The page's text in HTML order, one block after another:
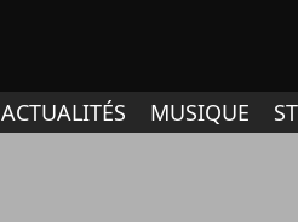
ACTUALITÉS MUSIQUE